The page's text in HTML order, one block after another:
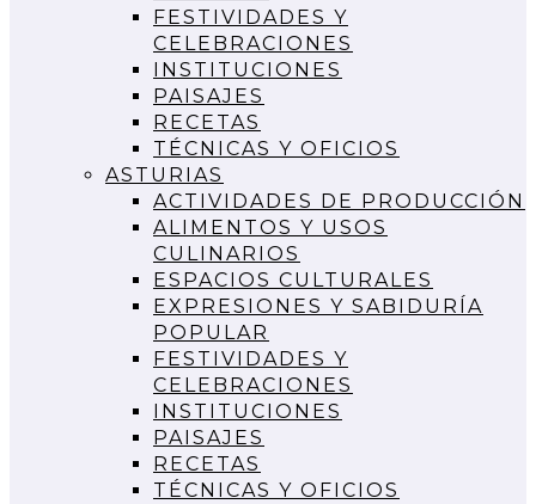
FESTIVIDADES Y
CELEBRACIONES
INSTITUCIONES
PAISAJES
RECETAS
TÉCNICAS Y OFICIOS
ASTURIAS
ACTIVIDADES DE PRODUCCIÓN
ALIMENTOS Y USOS
CULINARIOS
ESPACIOS CULTURALES
EXPRESIONES Y SABIDURÍA
POPULAR
FESTIVIDADES Y
CELEBRACIONES
INSTITUCIONES
PAISAJES
RECETAS
TÉCNICAS Y OFICIOS